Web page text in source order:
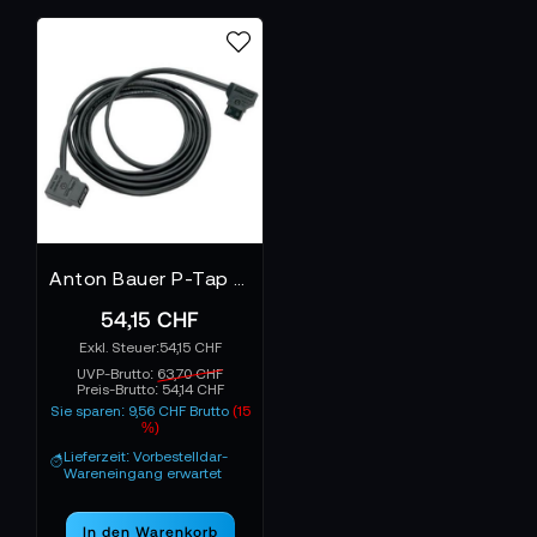
Was du vielleicht noch wissen solltest
Verlängerungskabel unterscheiden sich in
Querschnitt, Belastbarkeit und Schutzklasse. Für den
professionellen Einsatz sollten sie den benötigten
Leistungsanforderungen entsprechen und über
stabile Stecker sowie widerstandsfähige
allem bei Außenproduktionen entscheidend sein.
54,15 CHF
54,15 CHF
UVP-Brutto: 63,70 CHF
Preis-Brutto: 54,14 CHF
Sie sparen: 9,56 CHF Brutto (15
%)
Lieferzeit: Vorbestelldar-
Wareneingang erwartet
In den Warenkorb